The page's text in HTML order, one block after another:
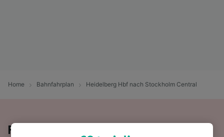
Home Bahnfahrplan Heidelberg Hbf nach Stockholm Central
Reisen Sie mit dem Zug in 16 Stunden